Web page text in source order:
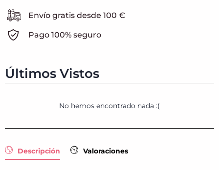
Envío gratis desde 100 €
Pago 100% seguro
Últimos Vistos
No hemos encontrado nada :(
Descripción Valoraciones